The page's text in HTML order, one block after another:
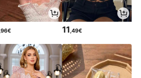
,96€ 11,49€